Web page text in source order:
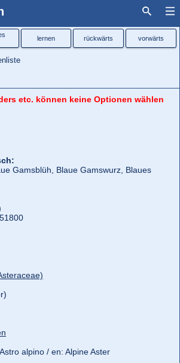
lernen rückwärts vorwärts
etc. können keine Optionen wählen
Gamsblüh, Blaue Gamswurz, Blaues
alpino / en: Alpine Aster